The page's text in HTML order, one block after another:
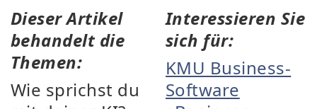
Dieser Artikel
behandelt die
Themen:
Wie sprichst du
Interessieren Sie
sich für:
KMU Business-
Software